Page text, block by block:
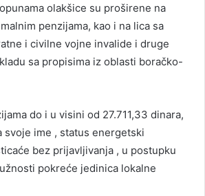
olakšice su proširene na
penzijama, kao i na lica sa
i civilne vojne invalide i druge
sa propisima iz oblasti boračko-
do i u visini od 27.711,33 dinara,
svoje ime , status energetski
bez prijavljivanja , u postupku
pokreće jedinica lokalne